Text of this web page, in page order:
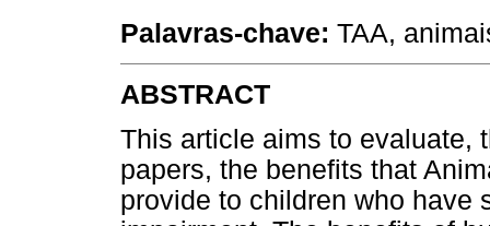
Palavras-chave: TAA,
ABSTRACT
This article aims to evaluate,
papers, the benefits that
provide to children who have